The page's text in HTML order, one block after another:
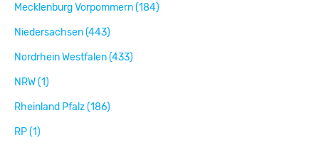
Mecklenburg Vorpommern (184)
Niedersachsen (443)
Nordrhein Westfalen (433)
NRW (1)
Rheinland Pfalz (186)
RP (1)